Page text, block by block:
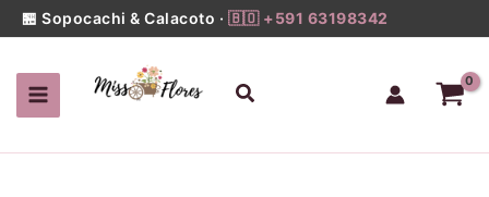
al
🏪 Sopocachi & Calacoto · 🇧🇴 +591 63198342
Buscar